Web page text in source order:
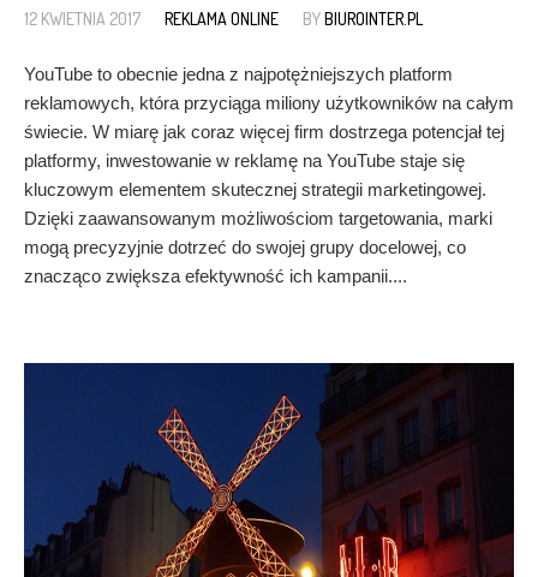
12 KWIETNIA 2017 REKLAMA ONLINE BYBIUROINTER.PL
YouTube to obecnie jedna z najpotężniejszych platform
reklamowych, która przyciąga miliony użytkowników na całym
świecie. W miarę jak coraz więcej firm dostrzega potencjał tej
platformy, inwestowanie w reklamę na YouTube staje się
kluczowym elementem skutecznej strategii marketingowej.
Dzięki zaawansowanym możliwościom targetowania, marki
mogą precyzyjnie dotrzeć do swojej grupy docelowej, co
znacząco zwiększa efektywność ich kampanii....